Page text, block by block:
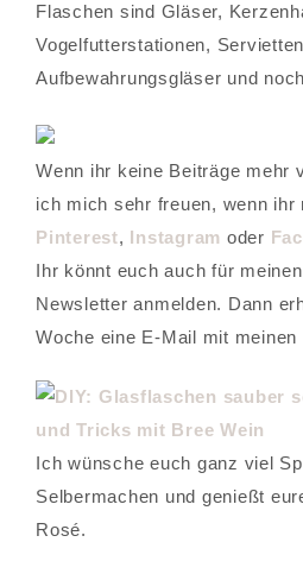
Flaschen sind Gläser,
Vogelfutterstationen,
Aufbewahrungsgläser und
Wenn ihr keine Beiträge mehr
ich mich sehr freuen, wenn ihr
Pinterest, Instagram oder
Ihr könnt euch auch für
Newsletter anmelden. Dann
Woche eine E-Mail mit meinen
Ich wünsche euch ganz viel
Selbermachen und genießt
Rosé.